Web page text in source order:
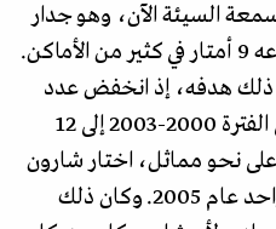
السيئة الآن، وهو جدار
من الإسمنت المسلح يبلغ ارتفاعه 9 أمتار في كثير من الأماكن.
هدفه، إذ انخفض عدد
العمليات الانتحارية من 73 في الفترة 2000-2003 إلى 12
الفترة 2003-2006. وعلى نحو مماثل، اختار شارون
الانسحاب من غزة من جانب واحد عام 2005. وكان ذلك